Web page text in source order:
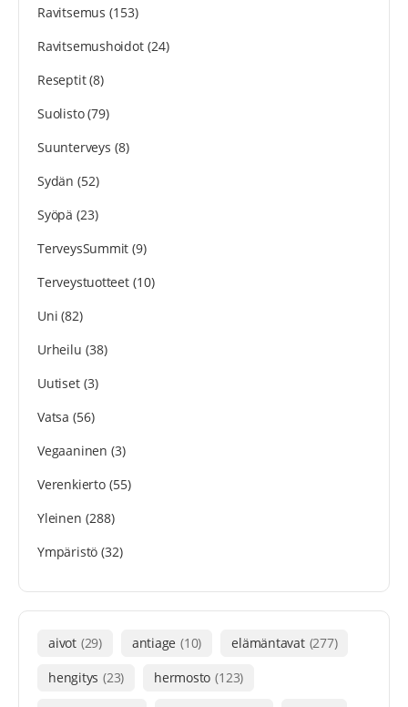
Ravitsemus (153)
Ravitsemushoidot(24)
Reseptit(8)
Suolisto(79)
Suunterveys (8)
Sydän (52)
Syöpä (23)
TerveysSummit (9)
Terveystuotteet(10)
Uni (82)
Urheilu (38)
Uutiset(3)
Vatsa (56)
Vegaaninen (3)
Verenkierto(55)
Yleinen (288)
Ympäristö (32)
aivot (29) antiage (10) elämäntavat (277)
hengitys (23) hermosto (123)